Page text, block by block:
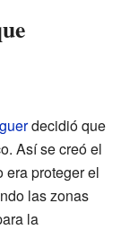
decidió que
Así se creó el
era proteger el
las zonas
la